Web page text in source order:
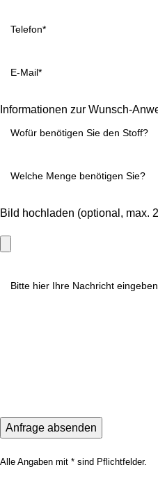
Informationen zur Wunsch-
Bild hochladen (optional, max.
Alle Angaben mit * sind Pflichtfelder.